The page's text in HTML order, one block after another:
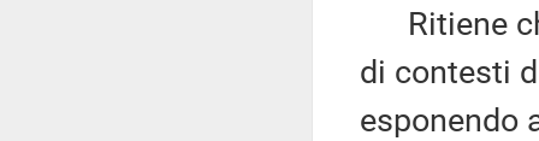
Ritiene
di contesti
esponendo